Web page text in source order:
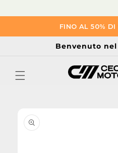
FINO AL 50% DI
Vai
ai contenuti
Benvenuto
informazioni
sul prodotto